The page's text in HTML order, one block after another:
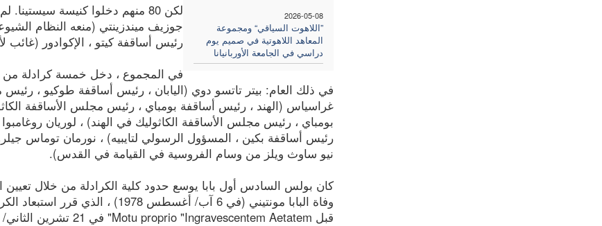
2026-05-08
”اللاهوت السياقي“ ومجموعة
المعاهد اللاهوتية في صميم يوم
دراسي في الجامعة الأوربانيانا
لكن 80 منهم دخلوا كنيسة
جوزيف ميندزينتي (منعه النظام
رئيس أساقفة كيتو ، الإكوادور (غائب
في المجموع ، دخل خمسة كرادلة من
في ذلك العام: بيتر تاتسو دوي (اليابان ، رئيس أساقفة طوكيو ، رئيس
غراسياس (الهند ، رئيس أساقفة بومباي ، رئيس مجلس الأساقفة
بومباي ، رئيس مجلس الأساقفة الكاثوليك في الهند) ، لوريان
رئيس أساقفة بكين ، المسؤول الرسولي لتايبيه) ، نورمان توماس
نيو ساوث ويلز من وسام الفروسية في القيامة في القدس).
كان بولس السادس أول بابا يوسع حدود كلية الكرادلة من خلال تعيين